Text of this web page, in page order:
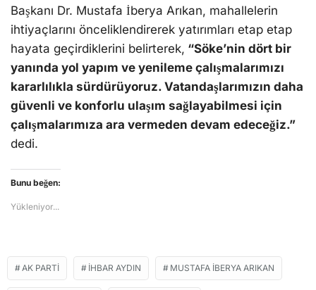
Başkanı Dr. Mustafa İberya Arıkan, mahallelerin
ihtiyaçlarını önceliklendirerek yatırımları etap etap
hayata geçirdiklerini belirterek, “Söke’nin dört bir
yanında yol yapım ve yenileme çalışmalarımızı
kararlılıkla sürdürüyoruz. Vatandaşlarımızın daha
güvenli ve konforlu ulaşım sağlayabilmesi için
çalışmalarımıza ara vermeden devam edeceğiz.”
dedi.
Bunu beğen:
Yükleniyor...
AK PARTI IHBAR AYDIN MUSTAFA IBERYA ARIKAN